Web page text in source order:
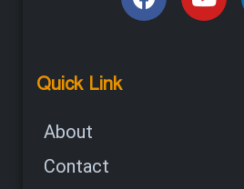
Quick Link
About
Contact